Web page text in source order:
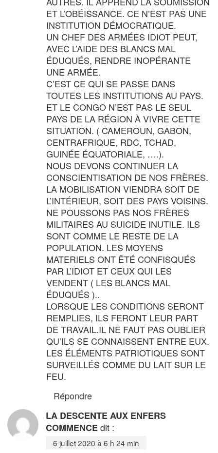
ET L’OBÉISSANCE. CE N’EST PAS UNE
INSTITUTION DÉMOCRATIQUE.
UN CHEF DES ARMÉES IDIOT PEUT,
AVEC L’AIDE DES BLANCS MAL
ÉDUQUÉS, RENDRE INOPÉRANTE
UNE ARMÉE.
C’EST CE QUI SE PASSE DANS
TOUTES LES INSTITUTIONS AU PAYS.
ET LE CONGO N’EST PAS LE SEUL
PAYS DE LA RÉGION À VIVRE CETTE
SITUATION. ( CAMEROUN, GABON,
CENTRAFRIQUE, RDC, TCHAD,
GUINÉE ÉQUATORIALE, ….).
NOUS DEVONS CONTINUER LA
CONSCIENTISATION DE NOS FRÈRES.
LA MOBILISATION VIENDRA SOIT DE
L’INTÉRIEUR, SOIT DES PAYS VOISINS.
NE POUSSONS PAS NOS FRÈRES
MILITAIRES AU SUICIDE INUTILE. ILS
SONT COMME LE RESTE DE LA
POPULATION. LES MOYENS
MATERIELS ONT ÊTÉ CONFISQUÉS
PAR L’IDIOT ET CEUX QUI LES
VENDENT ( LES BLANCS MAL
ÉDUQUÉS )..
LORSQUE LES CONDITIONS SERONT
REMPLIES, ILS FERONT LEUR PART
DE TRAVAIL.IL NE FAUT PAS OUBLIER
QU’ILS SE CONNAISSENT ENTRE EUX.
LES ÉLÉMENTS PATRIOTIQUES SONT
SURVEILLÉS COMME DU LAIT SUR LE
FEU.
Répondre
LA DESCENTE AUX ENFERS
COMMENCEdit :
6 juillet 2020 à 6 h 24 min